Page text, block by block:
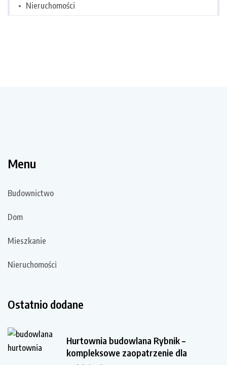
Nieruchomości
Menu
Budownictwo
Dom
Mieszkanie
Nieruchomości
Ostatnio dodane
Hurtownia budowlana Rybnik –
kompleksowe zaopatrzenie dla